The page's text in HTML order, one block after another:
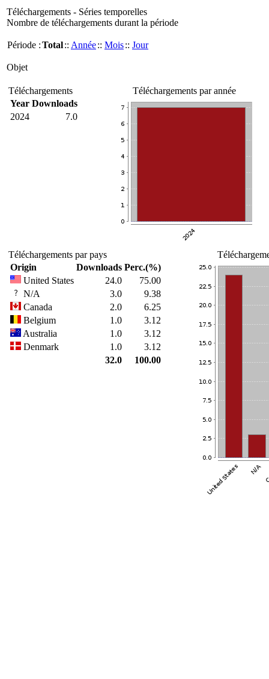
Téléchargements - Séries temporelles
Nombre de téléchargements durant la période
Période :Total:: Année:: Mois:: Jour
Objet
Téléchargements
Year Downloads
2024
7.0
Téléchargements par année
Téléchargements par pays
Origin
Downloads Perc.(%)
United States
24.0
75.00
N/A
3.0
9.38
Canada
2.0
6.25
Belgium
1.0
3.12
Australia
1.0
3.12
Denmark
1.0
3.12
32.0
100.00